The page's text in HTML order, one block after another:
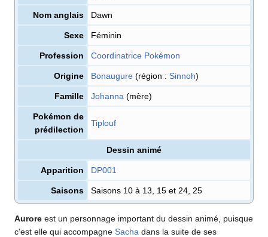
Nom anglais Dawn
Sexe Féminin
Profession Coordinatrice Pokémon
Origine Bonaugure (région : Sinnoh)
Famille Johanna (mère)
Pokémon de
prédilection
Tiplouf
Dessin animé
Apparition DP001
Saisons Saisons 10 à 13, 15 et 24, 25
Aurore est un personnage important du dessin animé, puisque
c'est elle qui accompagne Sacha dans la suite de ses